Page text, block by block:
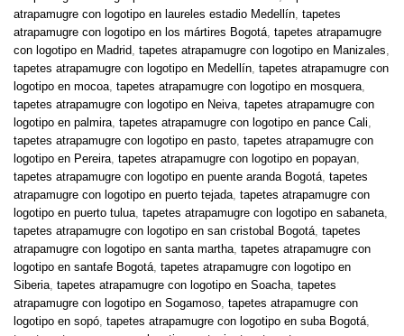
atrapamugre con logotipo en laureles estadio Medellín, tapetes
atrapamugre con logotipo en los mártires Bogotá, tapetes atrapamugre
con logotipo en Madrid, tapetes atrapamugre con logotipo en Manizales,
tapetes atrapamugre con logotipo en Medellín, tapetes atrapamugre con
logotipo en mocoa, tapetes atrapamugre con logotipo en mosquera,
tapetes atrapamugre con logotipo en Neiva, tapetes atrapamugre con
logotipo en palmira, tapetes atrapamugre con logotipo en pance Cali,
tapetes atrapamugre con logotipo en pasto, tapetes atrapamugre con
logotipo en Pereira, tapetes atrapamugre con logotipo en popayan,
tapetes atrapamugre con logotipo en puente aranda Bogotá, tapetes
atrapamugre con logotipo en puerto tejada, tapetes atrapamugre con
logotipo en puerto tulua, tapetes atrapamugre con logotipo en sabaneta,
tapetes atrapamugre con logotipo en san cristobal Bogotá, tapetes
atrapamugre con logotipo en santa martha, tapetes atrapamugre con
logotipo en santafe Bogotá, tapetes atrapamugre con logotipo en
Siberia, tapetes atrapamugre con logotipo en Soacha, tapetes
atrapamugre con logotipo en Sogamoso, tapetes atrapamugre con
logotipo en sopó, tapetes atrapamugre con logotipo en suba Bogotá,